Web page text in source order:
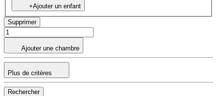
+Ajouter un enfant
Supprimer
Ajouter une chambre
Plus de critères
Rechercher